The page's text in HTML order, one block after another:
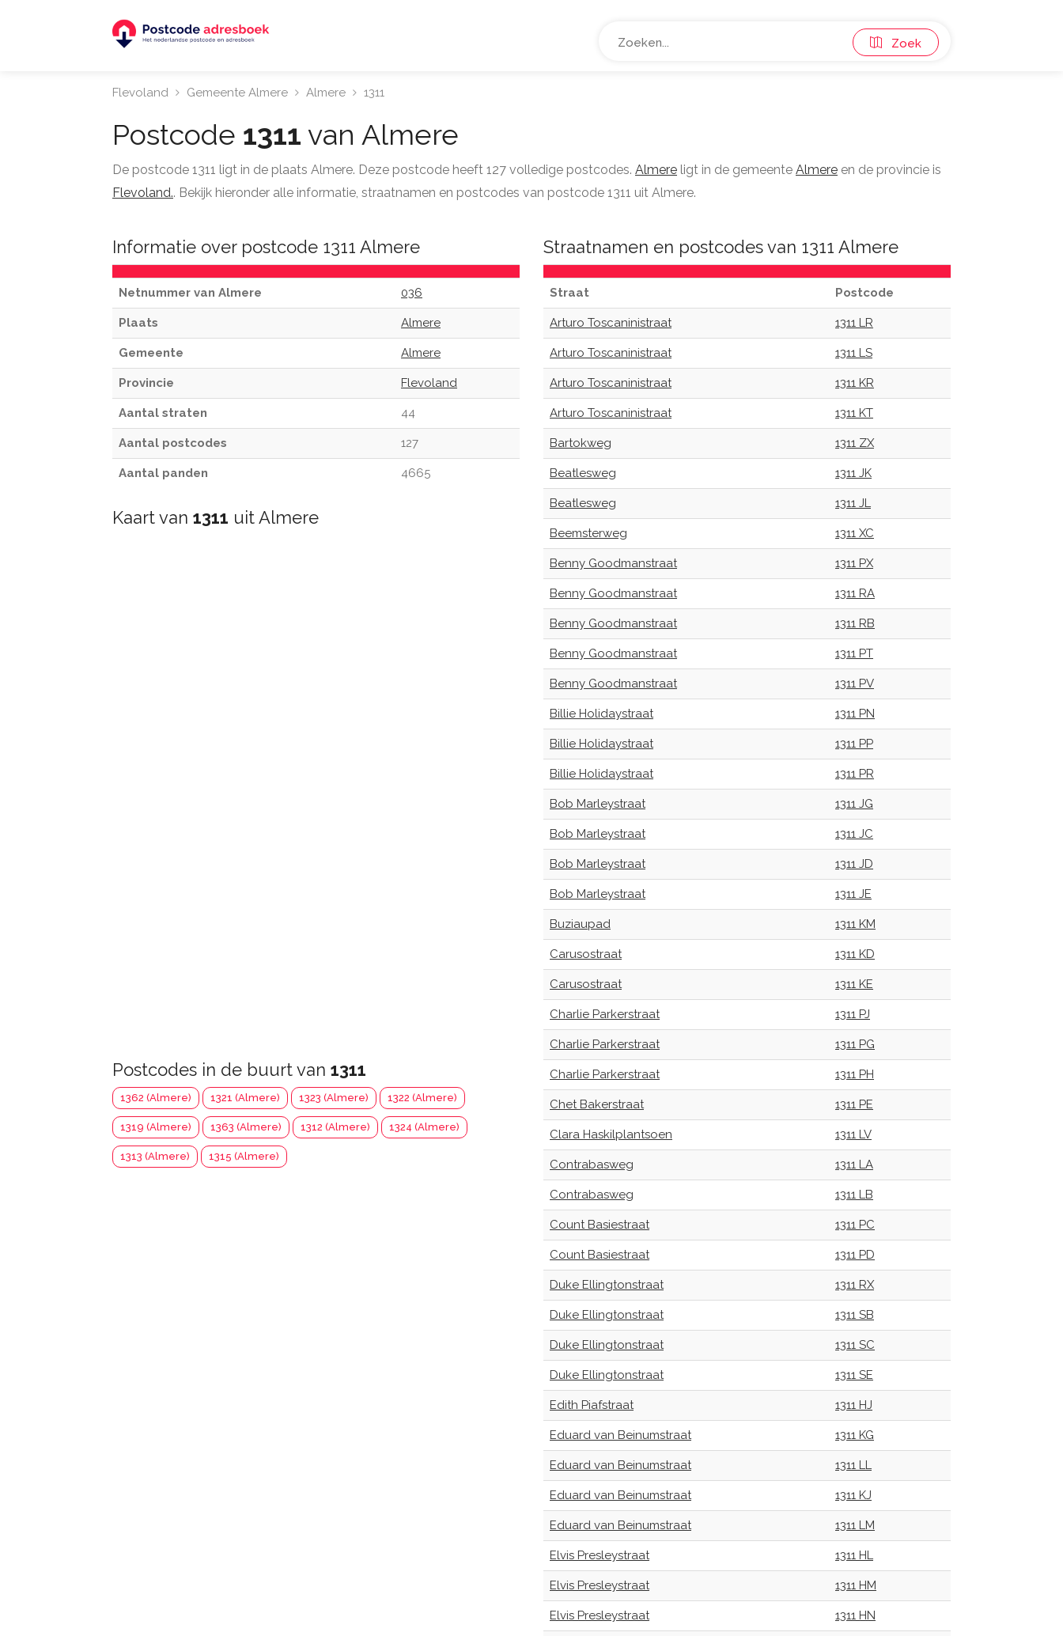
Zoek
Flevoland Gemeente Almere Almere 1311
Postcode 1311 van Almere
De postcode 1311 ligt in de plaats Almere. Deze postcode heeft 127 volledige postcodes. Almere ligt in de gemeente Almere en de provincie is
Flevoland.. Bekijk hieronder alle informatie, straatnamen en postcodes van postcode 1311 uit Almere.
Informatie over postcode 1311 Almere
Netnummer van Almere 036
Plaats Almere
Gemeente Almere
Provincie Flevoland
Aantal straten 44
Aantal postcodes 127
Aantal panden 4665
Kaart van 1311 uit Almere
Postcodes in de buurt van 1311
1362 (Almere) 1321 (Almere) 1323 (Almere) 1322 (Almere)
1319 (Almere) 1363 (Almere) 1312 (Almere) 1324 (Almere)
1313 (Almere) 1315 (Almere)
Straatnamen en postcodes van 1311 Almere
Straat Postcode
Arturo Toscaninistraat 1311 LR
Arturo Toscaninistraat 1311 LS
Arturo Toscaninistraat 1311 KR
Arturo Toscaninistraat 1311 KT
Bartokweg 1311 ZX
Beatlesweg 1311 JK
Beatlesweg 1311 JL
Beemsterweg 1311 XC
Benny Goodmanstraat 1311 PX
Benny Goodmanstraat 1311 RA
Benny Goodmanstraat 1311 RB
Benny Goodmanstraat 1311 PT
Benny Goodmanstraat 1311 PV
Billie Holidaystraat 1311 PN
Billie Holidaystraat 1311 PP
Billie Holidaystraat 1311 PR
Bob Marleystraat 1311 JG
Bob Marleystraat 1311 JC
Bob Marleystraat 1311 JD
Bob Marleystraat 1311 JE
Buziaupad 1311 KM
Carusostraat 1311 KD
Carusostraat 1311 KE
Charlie Parkerstraat 1311 PJ
Charlie Parkerstraat 1311 PG
Charlie Parkerstraat 1311 PH
Chet Bakerstraat 1311 PE
Clara Haskilplantsoen 1311 LV
Contrabasweg 1311 LA
Contrabasweg 1311 LB
Count Basiestraat 1311 PC
Count Basiestraat 1311 PD
Duke Ellingtonstraat 1311 RX
Duke Ellingtonstraat 1311 SB
Duke Ellingtonstraat 1311 SC
Duke Ellingtonstraat 1311 SE
Edith Piafstraat 1311 HJ
Eduard van Beinumstraat 1311 KG
Eduard van Beinumstraat 1311 LL
Eduard van Beinumstraat 1311 KJ
Eduard van Beinumstraat 1311 LM
Elvis Presleystraat 1311 HL
Elvis Presleystraat 1311 HM
Elvis Presleystraat 1311 HN